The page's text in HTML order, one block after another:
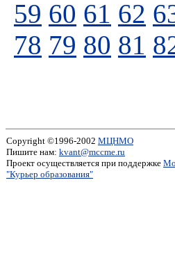
59 60 61 62
78 79 80 81
Copyright ©1996-2002 МЦНМО
Пишите нам: kvant@mccme.ru
Проект осуществляется при поддержке
"Курьер образования"